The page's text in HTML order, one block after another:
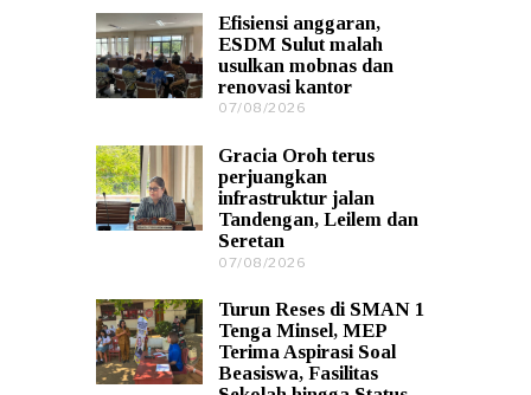
0
8
/
2
Efisiensi anggaran,
ESDM Sulut malah
usulkan mobnas dan
renovasi kantor
07/08/2026
0
8
/
2
Gracia Oroh terus
perjuangkan
infrastruktur jalan
Tandengan, Leilem dan
Seretan
07/08/2026
0
8
/
2
Turun Reses di SMAN 1
Tenga Minsel, MEP
Terima Aspirasi Soal
Beasiswa, Fasilitas